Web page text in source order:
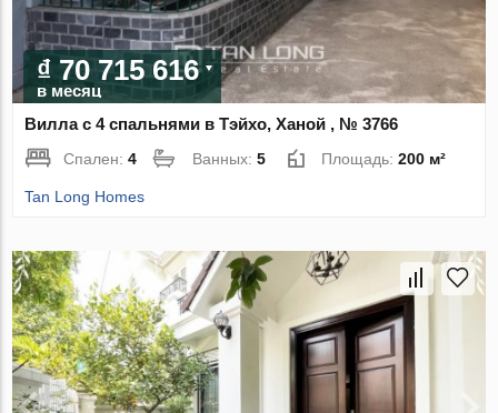
₫ 70 715 616
в месяц
Вилла с 4 спальнями в Тэйхо, Ханой , № 3766
Спален:4 Ванных:5 Площадь:200 м²
Tan Long Homes